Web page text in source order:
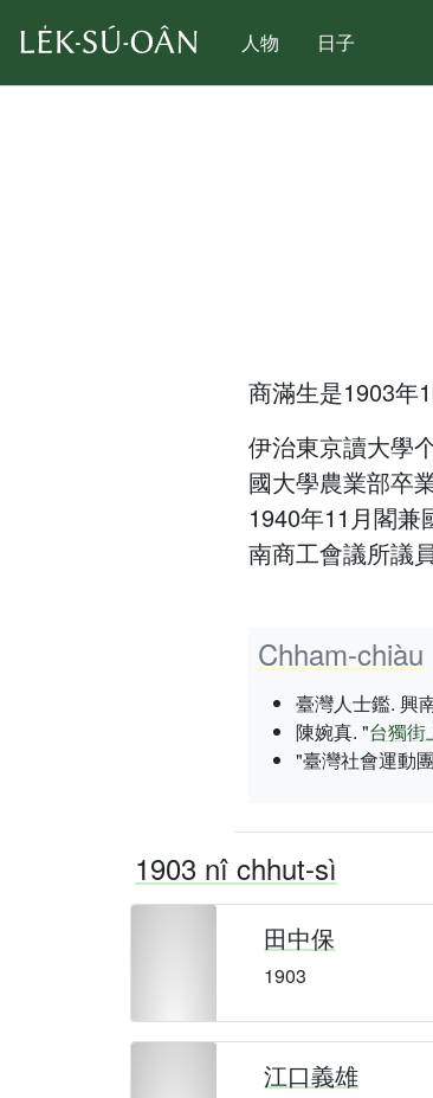
人物 日子
商滿生是1903年
伊治東京讀大學
國大學農業部卒
1940年11月閣
南商工會議所議員
Chham-chiàu
臺灣人士鑑. 興
陳婉真. "台獨街
"臺灣社會運動
1903 nî chhut-sì
田中保
1903
江口義雄